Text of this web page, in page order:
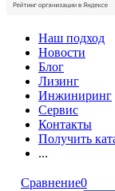
Наш подход
Новости
Блог
Лизинг
Инжиниринг
Сервис
Контакты
Получить
...
Сравнение0